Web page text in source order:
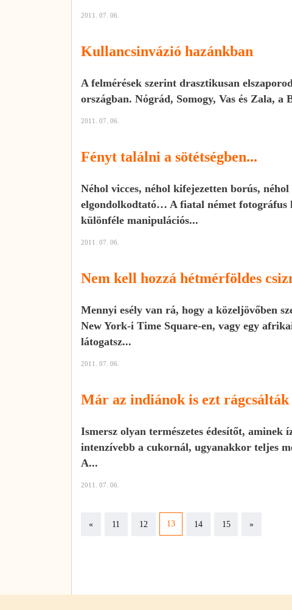
2011. 07. 06.
Kullancsinvázió hazánkban
A felmérések szerint drasztikusan
országban. Nógrád, Somogy, Vas és Zala, a
2011. 07. 06.
Fényt találni a sötétségben...
Néhol vicces, néhol kifejezetten borús, néhol
elgondolkodtató… A fiatal német fotográfus
különféle manipulációs...
2011. 07. 06.
Nem kell hozzá hétmérföldes
Mennyi esély van rá, hogy a közeljövőben
New York-i Time Square-en, vagy egy
látogatsz...
2011. 07. 06.
Már az indiánok is ezt rágcsálták
Ismersz olyan természetes édesítőt, aminek
intenzívebb a cukornál, ugyanakkor teljes
A...
2011. 07. 06.
«Previous
11 12 13 14 15 »Next